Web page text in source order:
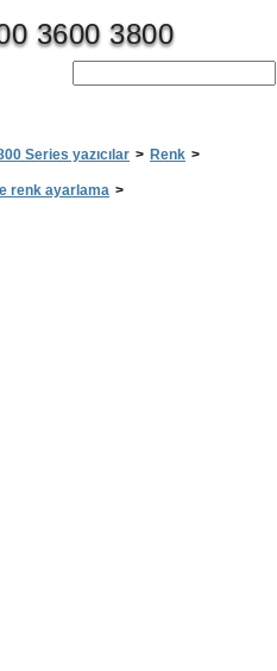
3600 3800
Series yazıcılar > Renk >
renk ayarlama >